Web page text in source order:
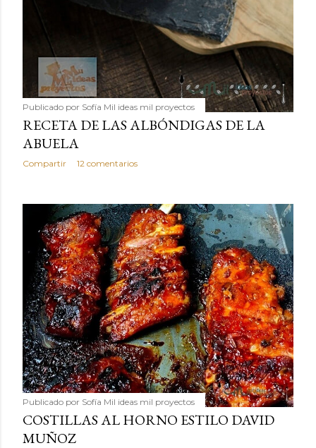
Publicado por Sofía Mil ideas mil proyectos
RECETA DE LAS ALBÓNDIGAS DE LA
ABUELA
Compartir 12 comentarios
Publicado por Sofía Mil ideas mil proyectos
COSTILLAS AL HORNO ESTILO DAVID
MUÑOZ